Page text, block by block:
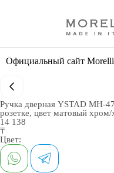
Официальный сайт
Ручка дверная YSTAD MH-
розетке, цвет матовый
14 138
₸
Цвет: